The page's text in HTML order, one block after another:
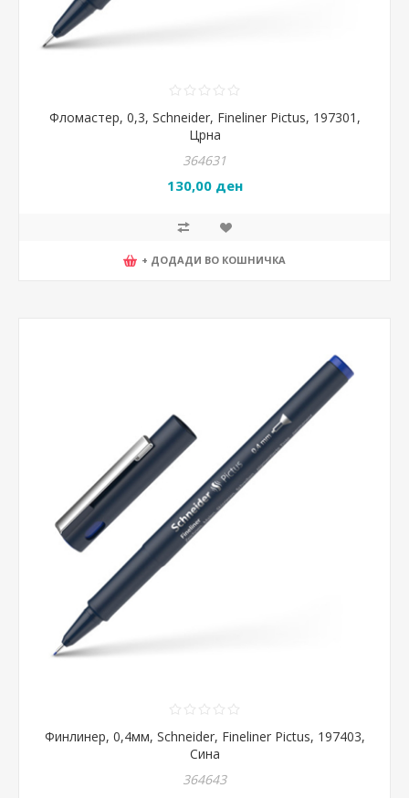
Фломастер, 0,3, Schneider, Fineliner Pictus, 197301,
Црна
364631
130,00 ден
+ ДОДАДИ ВО КОШНИЧКА
Финлинер, 0,4мм, Schneider, Fineliner Pictus, 197403,
Сина
364643